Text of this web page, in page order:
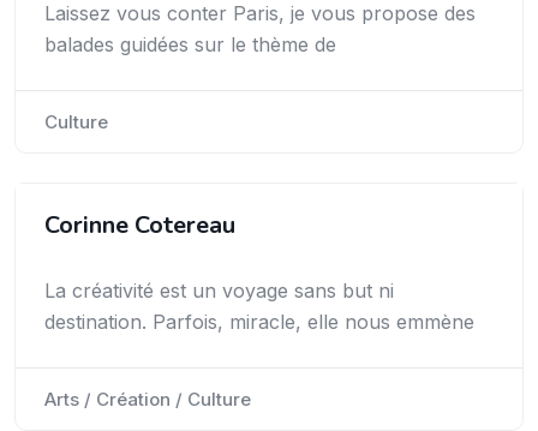
Laissez vous conter Paris, je vous propose des
balades guidées sur le thème de
Culture
Corinne Cotereau
La créativité est un voyage sans but ni
destination. Parfois, miracle, elle nous emmène
Arts / Création / Culture